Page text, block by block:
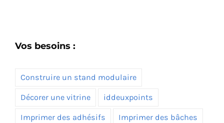
Vos besoins :
Construire un stand modulaire
Décorer une vitrine iddeuxpoints
Imprimer des adhésifs Imprimer des bâches